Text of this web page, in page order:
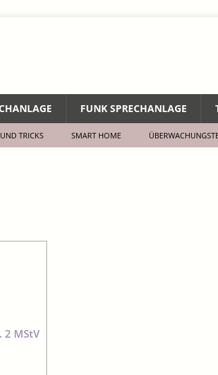
FUNK SPRECHANLAGE
TRICKS SMART HOME
MStV